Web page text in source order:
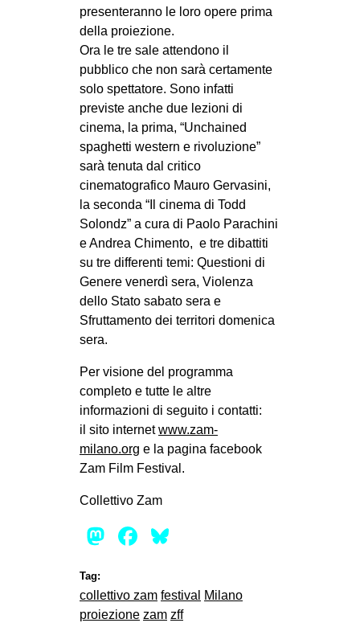
presenteranno le loro opere prima
della proiezione.
Ora le tre sale attendono il
pubblico che non sarà certamente
solo spettatore. Sono infatti
previste anche due lezioni di
cinema, la prima, “Unchained
spaghetti western e rivoluzione”
sarà tenuta dal critico
cinematografico Mauro Gervasini,
la seconda “Il cinema di Todd
Solondz” a cura di Paolo Parachini
e Andrea Chimento, e tre dibattiti
su tre differenti temi: Questioni di
Genere venerdì sera, Violenza
dello Stato sabato sera e
Sfruttamento dei territori domenica
sera.
Per visione del programma
completo e tutte le altre
informazioni di seguito i contatti:
il sito internetwww.zam-
milano.org e la pagina facebook
Zam Film Festival.
Collettivo Zam
Mastodon
Facebook
Tag:
collettivo zam festival
Milano
proiezione zam zff